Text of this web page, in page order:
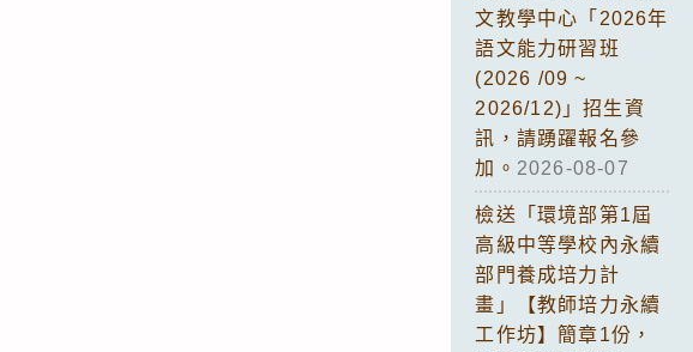
文教學中心「2026年
語文能力研習班
(2026 /09 ~
2026/12)」招生資
訊，請踴躍報名參
加。 2026-08-07
檢送「環境部第1屆
高級中等學校內永續
部門養成培力計
畫」【教師培力永續
工作坊】簡章1份，